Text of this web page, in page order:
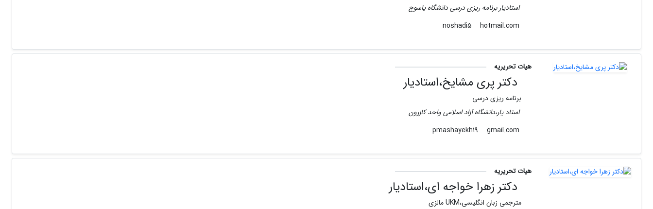
استادیار برنامه ریزی درسی دانشگاه یاسوج
hotmail.com
هیات تحریریه
دکتر پری مشایخ،استادیار
برنامه ریزی درسی
استاد یار،دانشگاه آزاد اسلامی واحد کازرون
gmail.com
هیات تحریریه
دکتر زهرا خواجه ای،استادیار
مترجمی زبان انگلیسی،UKM مالزی